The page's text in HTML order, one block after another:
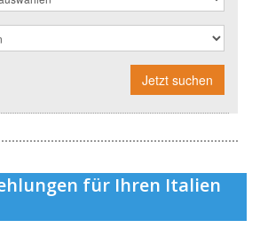
Jetzt suchen
für Ihren Italien